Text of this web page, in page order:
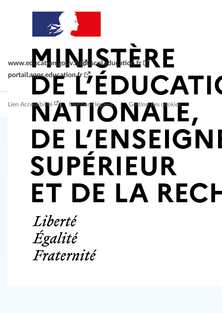
www.education.gouv.freduscol.education.fr
portail.apps.education.fr
Lien Accessibilité Mentions légales Gestion des cookies